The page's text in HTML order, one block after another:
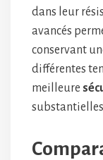
dans leur
avancés
conservant
différentes
meilleure